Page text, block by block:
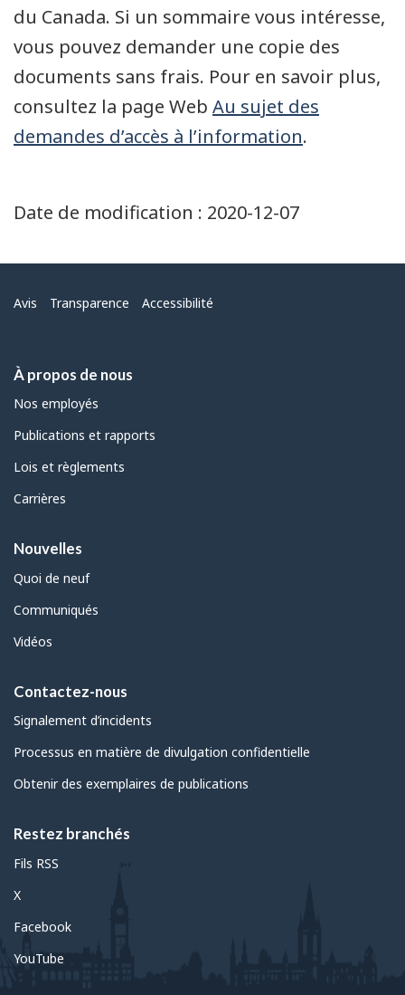
du Canada. Si un sommaire vous intéresse,
vous pouvez demander une copie des
documents sans frais. Pour en savoir plus,
consultez la page Web Au sujet des
demandes d’accès à l’information.
Date de modification : 2020-12-07
Menu
Avis Transparence Accessibilité
À propos de nous
Nos employés
Publications et rapports
Lois et règlements
Carrières
Nouvelles
Quoi de neuf
Communiqués
Vidéos
Contactez-nous
Signalement d’incidents
Processus en matière de divulgation confidentielle
Obtenir des exemplaires de publications
Restez branchés
Fils RSS
X
Facebook
YouTube